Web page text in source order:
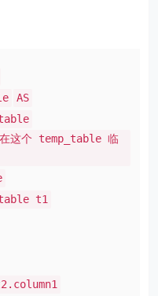
AS
这个 temp_table 临
t1